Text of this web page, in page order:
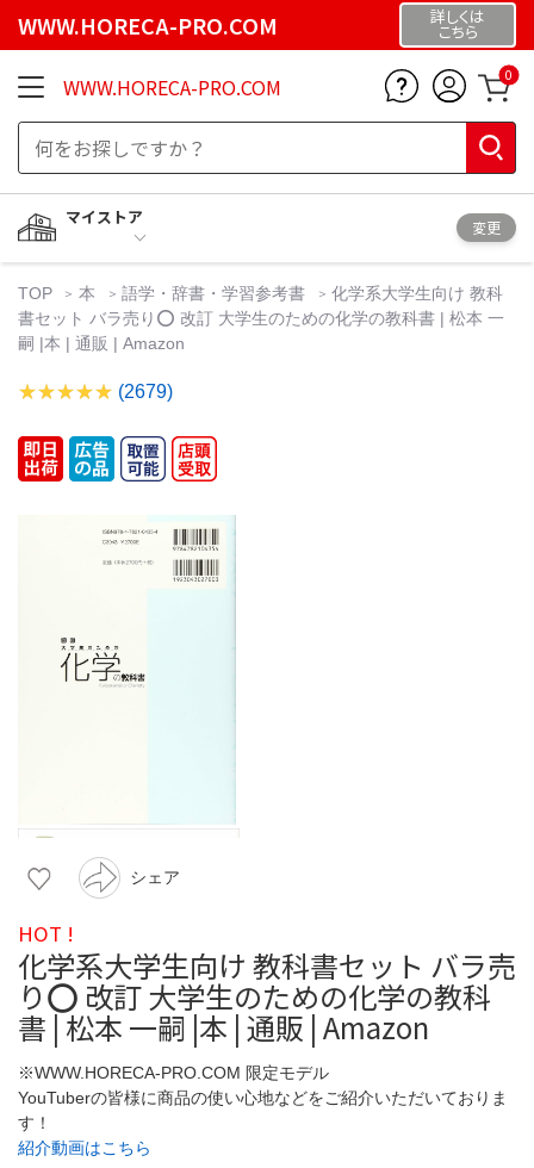
WWW.HORECA-PRO.COM 詳しくは
こちら
WWW.HORECA-PRO.COM 0
マイストア
変更
TOP 本 語学・辞書・学習参考書
化学系大学生向け 教科
書セット バラ売り⭕️ 改訂 大学生のための化学の教科書 | 松本 一
嗣 |本 | 通販 | Amazon
(2679)
シェア
HOT !
化学系大学生向け 教科書セット バラ売
り⭕️ 改訂 大学生のための化学の教科
書 | 松本 一嗣 |本 | 通販 | Amazon
※WWW.HORECA-PRO.COM 限定モデル
YouTuberの皆様に商品の使い心地などをご紹介いただいておりま
す！
紹介動画はこちら